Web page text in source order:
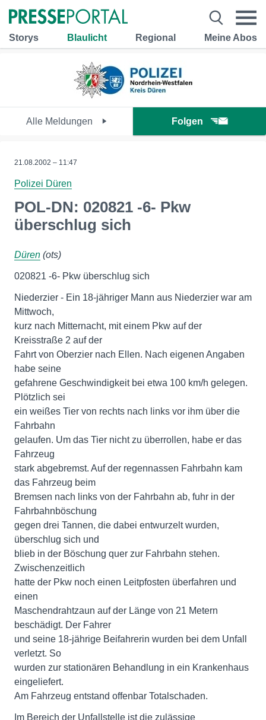
Storys Blaulicht Regional Meine Abos
Alle Meldungen Folgen
21.08.2002 – 11:47
Polizei Düren
POL-DN: 020821 -6- Pkw
überschlug sich
Düren (ots)
020821 -6- Pkw überschlug sich
Niederzier - Ein 18-jähriger Mann aus Niederzier war am
Mittwoch,
kurz nach Mitternacht, mit einem Pkw auf der
Kreisstraße 2 auf der
Fahrt von Oberzier nach Ellen. Nach eigenen Angaben
habe seine
gefahrene Geschwindigkeit bei etwa 100 km/h gelegen.
Plötzlich sei
ein weißes Tier von rechts nach links vor ihm über die
Fahrbahn
gelaufen. Um das Tier nicht zu überrollen, habe er das
Fahrzeug
stark abgebremst. Auf der regennassen Fahrbahn kam
das Fahrzeug beim
Bremsen nach links von der Fahrbahn ab, fuhr in der
Fahrbahnböschung
gegen drei Tannen, die dabei entwurzelt wurden,
überschlug sich und
blieb in der Böschung quer zur Fahrbahn stehen.
Zwischenzeitlich
hatte der Pkw noch einen Leitpfosten überfahren und
einen
Maschendrahtzaun auf der Länge von 21 Metern
beschädigt. Der Fahrer
und seine 18-jährige Beifahrerin wurden bei dem Unfall
verletzt. So
wurden zur stationären Behandlung in ein Krankenhaus
eingeliefert.
Am Fahrzeug entstand offenbar Totalschaden.
Im Bereich der Unfallstelle ist die zulässige